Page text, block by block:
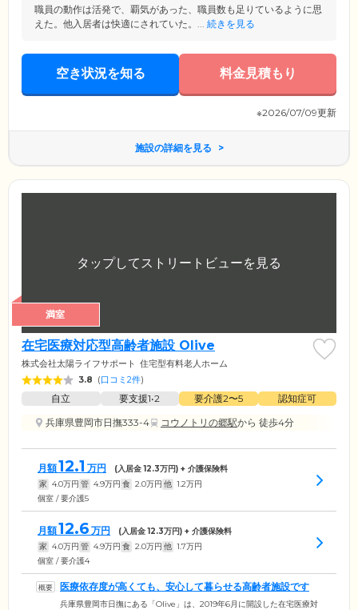
職員の動作は活発で、覇気があった、職員数も足りているように思
えた。他入居者は快適にされていた。... 続きを見る
空き状況を知る 料金見積もり
※2026/07/09更新
施設の詳細を見る
満室
在宅医療対応型高齢者施設 Olive
株式会社太陽ライフサポート 住宅型有料老人ホーム
3.8 (口コミ2件)
自立 要支援1•2 要介護2〜5
認知症可
兵庫県豊岡市日撫333-4
コウノトリの郷駅から 徒歩4分
月額12.1 万円 (入居金12.3万円) + 介護保険料
家 4.0万円 管 4.9万円 食 2.0万円 他 1.2万円
個室 / 要介護5
月額12.6 万円 (入居金12.3万円) + 介護保険料
家 4.0万円 管 4.9万円 食 2.0万円 他 1.7万円
個室 / 要介護4
医療依存度が高くても、安心して暮らせる高齢者施設です
兵庫県豊岡市日撫にある「Olive」は、2019年6月に開設した在宅医療対